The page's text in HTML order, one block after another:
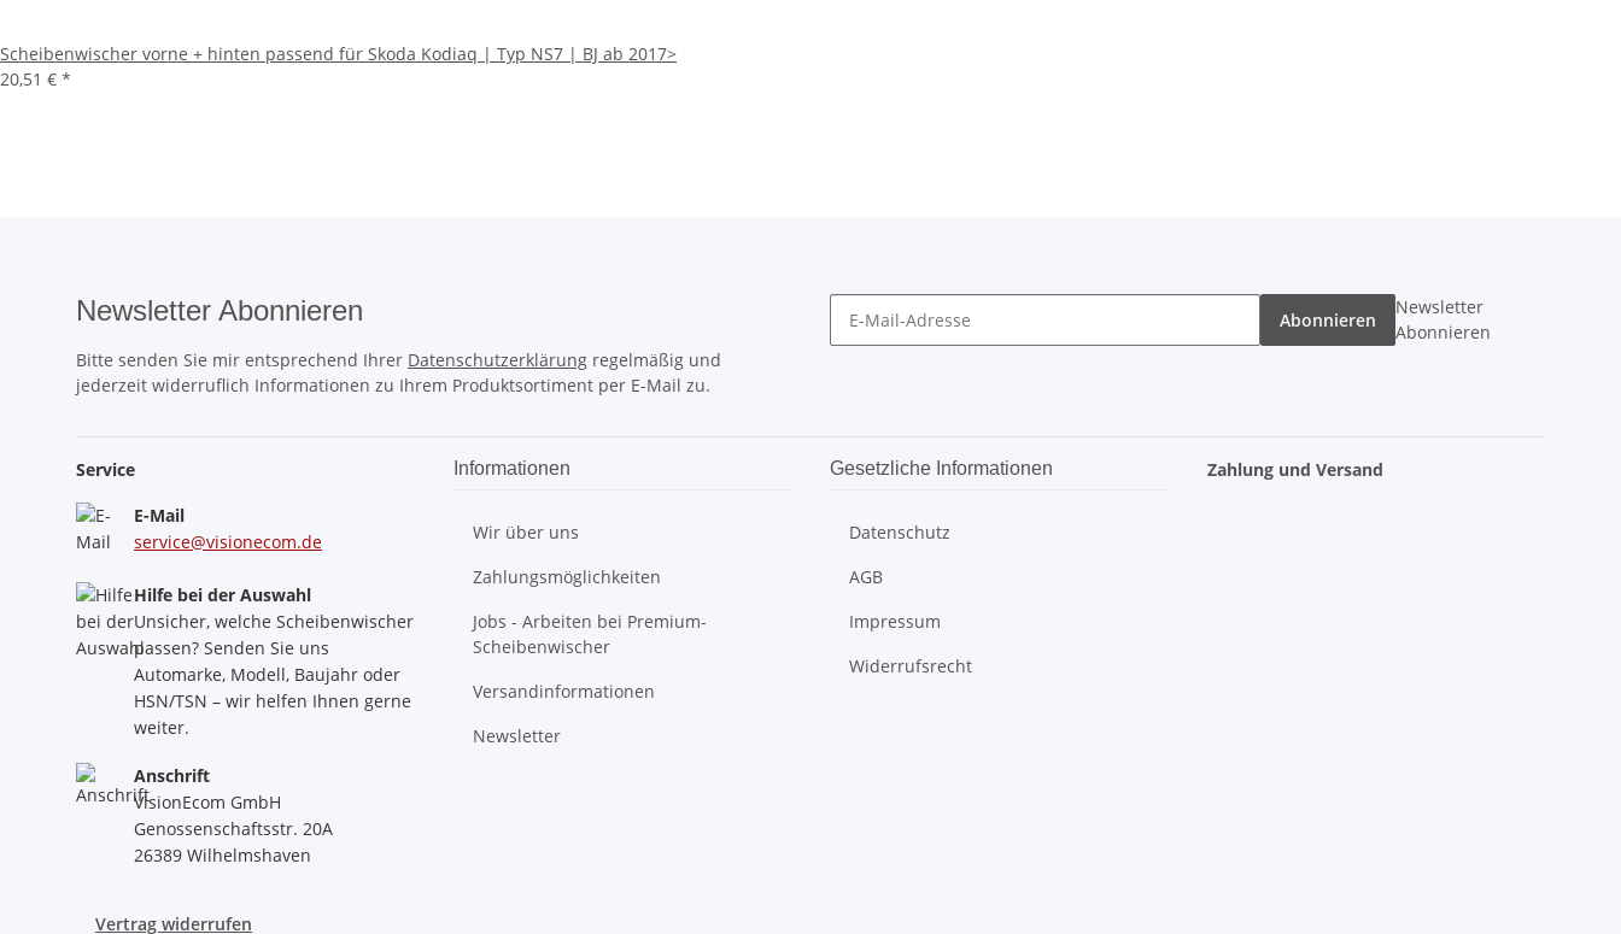
Scheibenwischer vorne + hinten passend für Skoda Kodiaq | Typ NS7 | BJ ab 2017>
20,51 € *
Newsletter Abonnieren
Bitte senden Sie mir entsprechend Ihrer Datenschutzerklärung regelmäßig und
jederzeit widerruflich Informationen zu Ihrem Produktsortiment per E-Mail zu.
Abonnieren
Newsletter
Abonnieren
Service
E-Mail
service@visionecom.de
Hilfe bei der Auswahl
Unsicher, welche Scheibenwischer
passen? Senden Sie uns
Automarke, Modell, Baujahr oder
HSN/TSN – wir helfen Ihnen gerne
weiter.
Anschrift
VisionEcom GmbH
Genossenschaftsstr. 20A
26389 Wilhelmshaven
Informationen
Wir über uns
Zahlungsmöglichkeiten
Jobs - Arbeiten bei Premium-
Scheibenwischer
Versandinformationen
Newsletter
Gesetzliche Informationen
Datenschutz
AGB
Impressum
Widerrufsrecht
Zahlung und Versand
Vertrag widerrufen